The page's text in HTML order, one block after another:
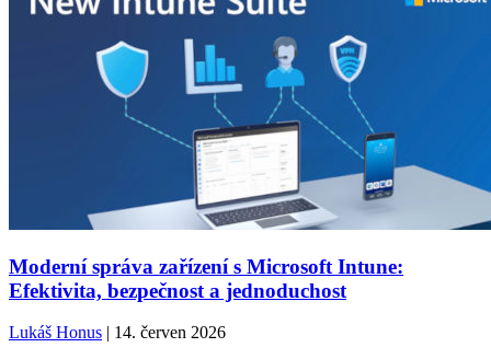
Moderní správa zařízení s Microsoft Intune:
Efektivita, bezpečnost a jednoduchost
Lukáš Honus | 14. červen 2026